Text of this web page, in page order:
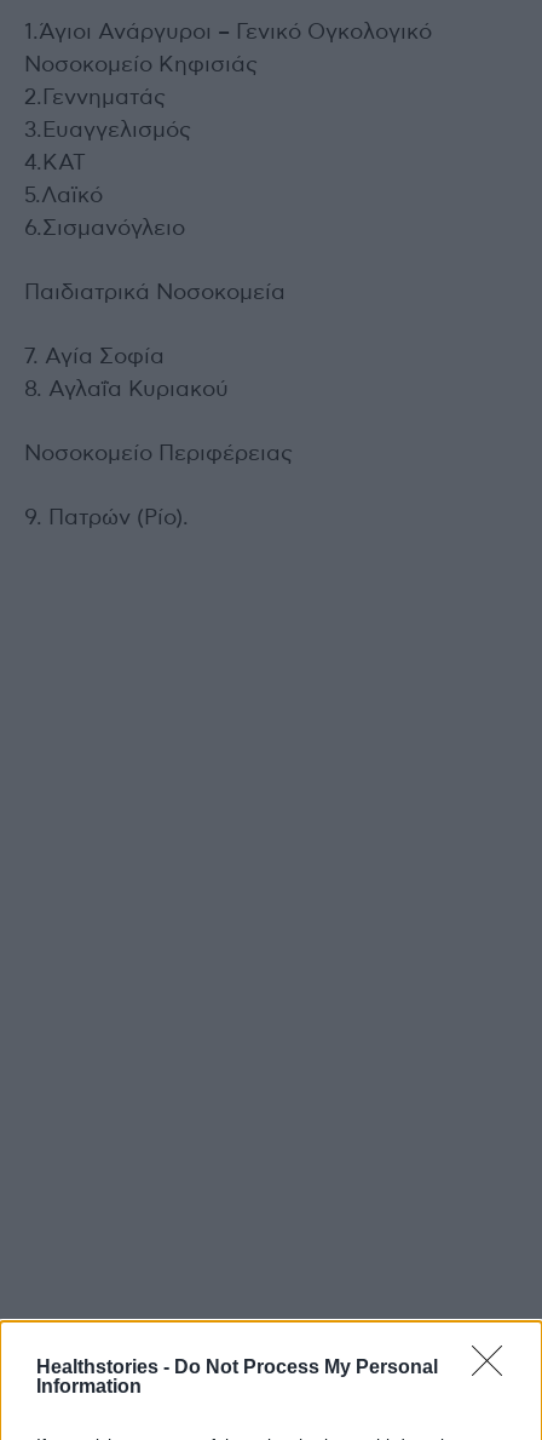
Healthstories - Do Not Process My Personal
Information
1.Άγιοι Ανάργυροι – Γενικό Ογκολογικό
Νοσοκομείο Κηφισιάς
2.Γεννηματάς
3.Ευαγγελισμός
4.ΚΑΤ
5.Λαϊκό
6.Σισμανόγλειο
Παιδιατρικά Νοσοκομεία
7. Αγία Σοφία
8. Αγλαΐα Κυριακού
Νοσοκομείο Περιφέρειας
9. Πατρών (Ρίο).
Ελαιόλαδο: Σημαντική ανακάλυψη Ελλήνων